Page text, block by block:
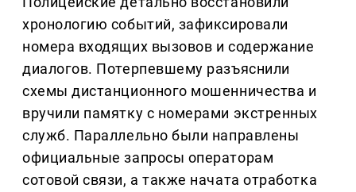
хронологию событий, зафиксировали
номера входящих вызовов и содержание
диалогов. Потерпевшему разъяснили
схемы дистанционного мошенничества и
вручили памятку с номерами экстренных
служб. Параллельно были направлены
официальные запросы операторам
сотовой связи, а также начата отработка